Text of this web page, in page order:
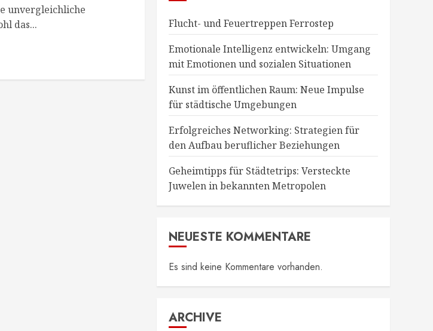
unvergleichliche
das...
Flucht- und Feuertreppen Ferrostep
Emotionale Intelligenz entwickeln: Umgang
mit Emotionen und sozialen Situationen
Kunst im öffentlichen Raum: Neue Impulse
für städtische Umgebungen
Erfolgreiches Networking: Strategien für
den Aufbau beruflicher Beziehungen
Geheimtipps für Städtetrips: Versteckte
Juwelen in bekannten Metropolen
NEUESTE KOMMENTARE
Es sind keine Kommentare vorhanden.
ARCHIVE